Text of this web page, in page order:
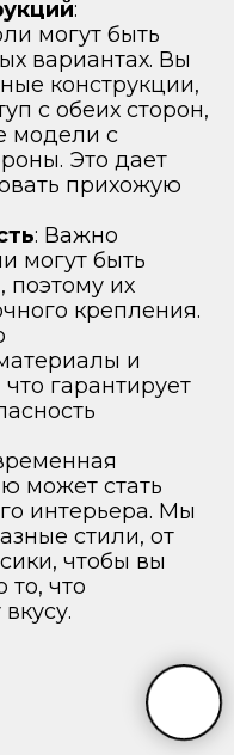
:
могут быть
вариантах. Вы
конструкции,
с обеих сторон,
модели с
Это дает
прихожую
: Важно
могут быть
поэтому их
крепления.
и
гарантирует
может стать
интерьера. Мы
стили, от
чтобы вы
то, что